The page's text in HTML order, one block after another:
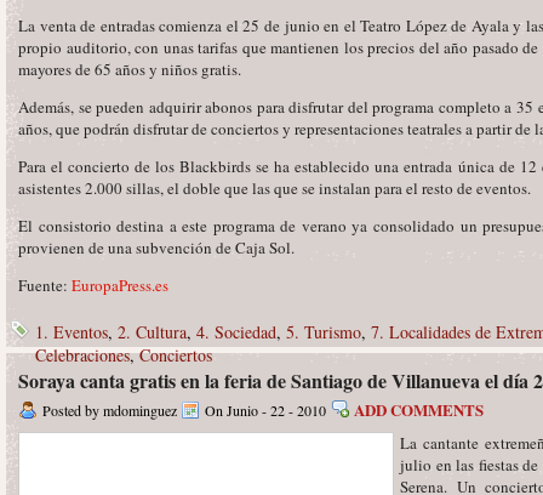
La venta de entradas comienza el 25 de junio en el Teatro López de Ayala y
propio auditorio, con unas tarifas que mantienen los precios del año pasado
mayores de 65 años y niños gratis.
Además, se pueden adquirir abonos para disfrutar del programa completo a
años, que podrán disfrutar de conciertos y representaciones teatrales a partir de
Para el concierto de los Blackbirds se ha establecido una entrada única de
asistentes 2.000 sillas, el doble que las que se instalan para el resto de eventos.
El consistorio destina a este programa de verano ya consolidado un
provienen de una subvención de Caja Sol.
Fuente: EuropaPress.es
1. Eventos, 2. Cultura, 4. Sociedad, 5. Turismo, 7. Localidades de
Celebraciones,Conciertos
Soraya canta gratis en la feria de Santiago de Villanueva el día
Posted by mdominguez On Junio - 22 - 2010 ADD COMMENTS
La cantante
julio en las fiestas
Serena. Un